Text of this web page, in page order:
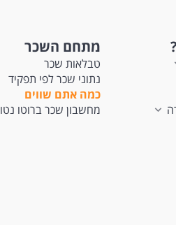
מתחם השכר
טבלאות שכר
נתוני שכר לפי תפקיד
כמה אתם שווים
מחשבון שכר ברוטו נטו